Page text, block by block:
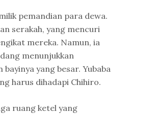
pemandian para dewa.
serakah, yang mencuri
mereka. Namun, ia
menunjukkan
yang besar. Yubaba
harus dihadapi Chihiro.
ruang ketel yang